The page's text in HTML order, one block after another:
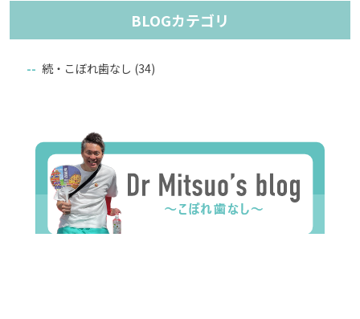
BLOGカテゴリ
続・こぼれ歯なし (34)